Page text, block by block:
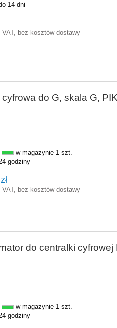
14 dni
VAT, bez kosztów dostawy
cyfrowa do G, skala G,
w magazynie 1 szt.
24 godziny
VAT, bez kosztów dostawy
do centralki
w magazynie 1 szt.
godziny